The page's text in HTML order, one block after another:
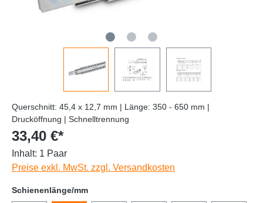
Querschnitt: 45,4 x 12,7 mm | Länge: 350 - 650 mm |
Drucköffnung | Schnelltrennung
33,40 €*
Inhalt: 1 Paar
Preise exkl. MwSt. zzgl. Versandkosten
Schienenlänge/mm